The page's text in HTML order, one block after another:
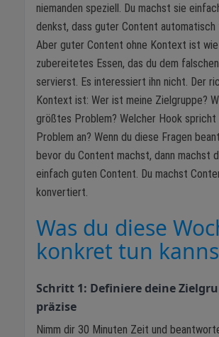
niemanden speziell. Du machst sie
denkst, dass guter Content automatisch
Aber guter Content ohne Kontext ist
zubereitetes Essen, das du dem
servierst. Es interessiert ihn nicht. Der
Kontext ist: Wer ist meine Zielgruppe?
größtes Problem? Welcher Hook spricht
Problem an? Wenn du diese Fragen
bevor du Content machst, dann machst
einfach guten Content. Du machst
konvertiert.
Was du diese
konkret tun
Schritt 1: Definiere deine
präzise
Nimm dir 30 Minuten Zeit und